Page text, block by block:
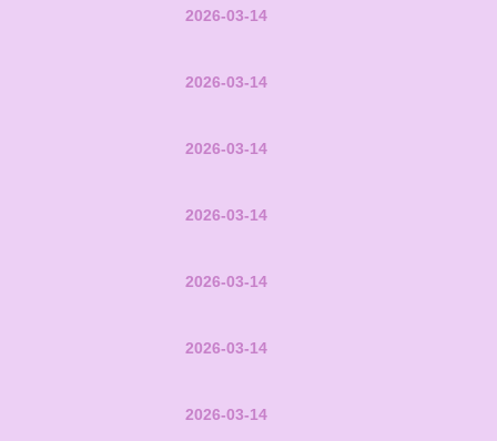
2026-03-14
2026-03-14
2026-03-14
2026-03-14
2026-03-14
2026-03-14
2026-03-14